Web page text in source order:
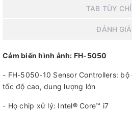
TAB TÙY
ĐÁNH GIÁ
Cảm biến hình ảnh: FH-5050
- FH-5050-10 Sensor Controllers:
tốc độ cao, dung lượng lớn
- Họ chip xử lý: Intel® Core™ i7